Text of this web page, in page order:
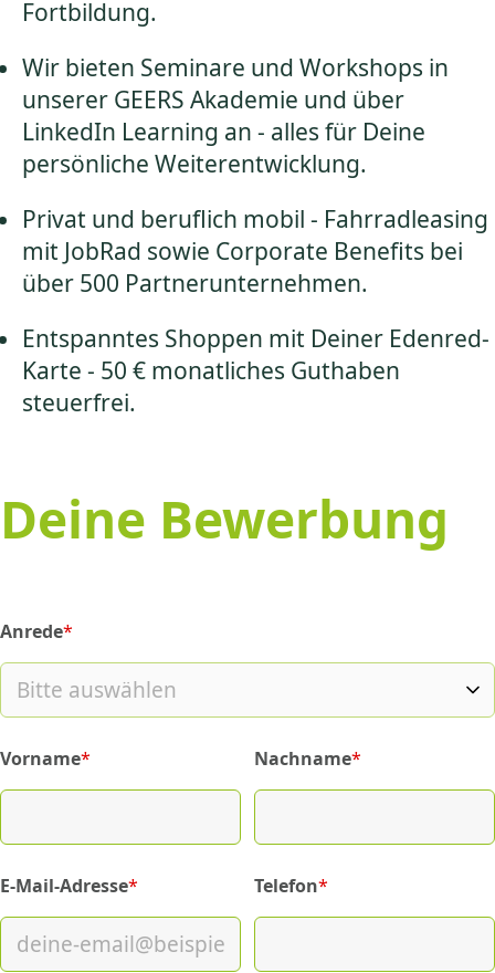
Fortbildung.
Wir bieten Seminare und Workshops in
unserer GEERS Akademie und über
LinkedIn Learning an - alles für Deine
persönliche Weiterentwicklung.
Privat und beruflich mobil - Fahrradleasing
mit JobRad sowie Corporate Benefits bei
über 500 Partnerunternehmen.
Entspanntes Shoppen mit Deiner Edenred-
Karte - 50 € monatliches Guthaben
steuerfrei.
Deine Bewerbung
Anrede*
(required)
Vorname*
(required) Nachname*
(required)
E-Mail-Adresse*
(required) Telefon*
(required)